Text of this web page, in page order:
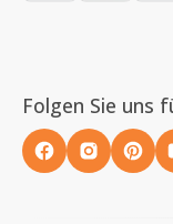
Folgen Sie uns